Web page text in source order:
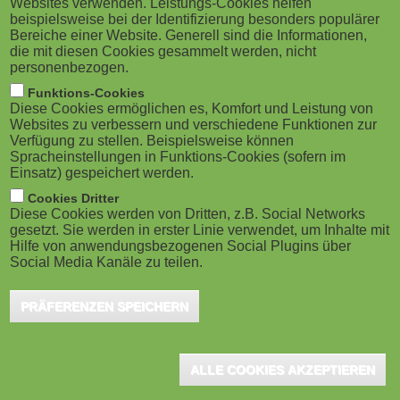
M
o
b
i
l
e
)
g
a
o
n
am 10. September 2024 die ViTeach-Online-
Konferenz des VCRP, des MMKH und des ELAN.eV
statt. Die diesjährige Veranstaltung – mit Dr. Sandra
Schön, Bob Blume, Wolfang Wichmann und vielen
anderen – widmet sich den vielfältigen
Einsatzmöglichkeiten von KI und sozialen Medien in
der videobasierten Lehre.
Soziale Medien bieten innovative und kreative Wege, Lerninhalte
zu vermitteln und fördern gleichzeitig die Vernetzung und
u.a. einen eingehenden Blick darauf werfen, wie Künstliche
den grundlegenden Basiskompetenzen für die Erstellung von
Websites verwenden. Leistungs-Cookies helfen
beispielsweise bei der Identifizierung besonders populärer
Bereiche einer Website. Generell sind die Informationen,
die mit diesen Cookies gesammelt werden, nicht
personenbezogen.
Funktions-Cookies
Diese Cookies ermöglichen es, Komfort und Leistung von
Websites zu verbessern und verschiedene Funktionen zur
Verfügung zu stellen. Beispielsweise können
Spracheinstellungen in Funktions-Cookies (sofern im
Einsatz) gespeichert werden.
Cookies Dritter
Diese Cookies werden von Dritten, z.B. Social Networks
gesetzt. Sie werden in erster Linie verwendet, um Inhalte mit
Hilfe von anwendungsbezogenen Social Plugins über
Social Media Kanäle zu teilen.
PRÄFERENZEN SPEICHERN
ALLE COOKIES AKZEPTIEREN